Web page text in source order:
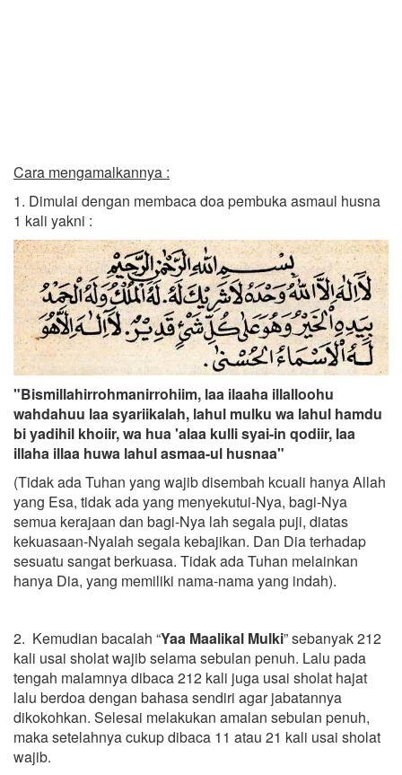
Cara mengamalkannya :
1. Dimulai dengan membaca doa pembuka asmaul husna
1 kali yakni :
"Bismillahirrohmanirrohiim, laa ilaaha illalloohu
wahdahuu laa syariikalah, lahul mulku wa lahul hamdu
bi yadihil khoiir, wa hua 'alaa kulli syai-in qodiir, laa
illaha illaa huwa lahul asmaa-ul husnaa"
(Tidak ada Tuhan yang wajib disembah kcuali hanya Allah
yang Esa, tidak ada yang menyekutui-Nya, bagi-Nya
semua kerajaan dan bagi-Nya lah segala puji, diatas
kekuasaan-Nyalah segala kebajikan. Dan Dia terhadap
sesuatu sangat berkuasa. Tidak ada Tuhan melainkan
hanya Dia, yang memiliki nama-nama yang indah).
2. Kemudian bacalah “Yaa Maalikal Mulki” sebanyak 212
kali usai sholat wajib selama sebulan penuh. Lalu pada
tengah malamnya dibaca 212 kali juga usai sholat hajat
lalu berdoa dengan bahasa sendiri agar jabatannya
dikokohkan. Selesai melakukan amalan sebulan penuh,
maka setelahnya cukup dibaca 11 atau 21 kali usai sholat
wajib.